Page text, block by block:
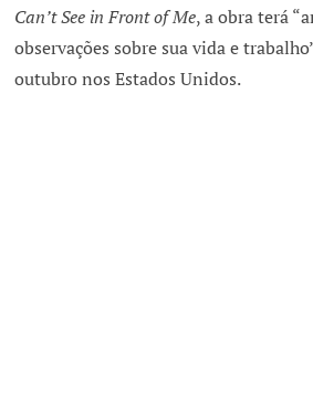
Can’t See in Front of Me, a obra terá
observações sobre sua vida e
outubro nos Estados Unidos.